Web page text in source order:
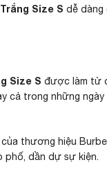
Size S dễ dàng
Size S được làm từ
cả trong những
thương hiệu
phố, dần dự sự kiện.